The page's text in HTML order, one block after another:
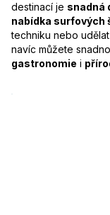
destinací je snadná
nabídka surfových
techniku nebo
navíc můžete
gastronomie i